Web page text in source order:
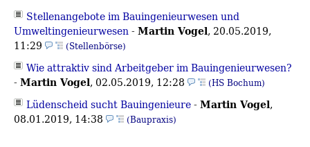
Stellenangebote im Bauingenieurwesen und
Umweltingenieurwesen- Martin Vogel, 20.05.2019,
11:29
(Stellenbörse)
Wie attraktiv sind Arbeitgeber im Bauingenieurwesen?
- Martin Vogel, 02.05.2019, 12:28 (HS Bochum)
Lüdenscheid sucht Bauingenieure- Martin Vogel,
08.01.2019, 14:38
(Baupraxis)